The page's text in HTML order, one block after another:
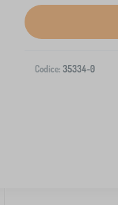
Codice: 35334-0